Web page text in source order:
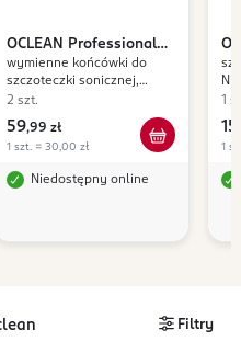
OCLEAN
Professional
Clean
wymienne końcówki do
szczoteczki sonicznej,
Czarne
2 szt.
59,99 zł
1 szt. = 30,00 zł
Niedostępny online
1
1
Filtry